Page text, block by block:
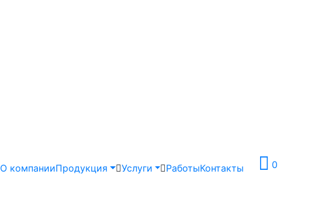
О компанииПродукция Услуги РаботыКонтакты 0